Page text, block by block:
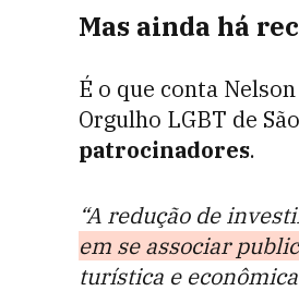
Mas ainda há
É o que conta
Orgulho LGBT de
patrocinadores.
“A redução de
em se associar
turística e econômica